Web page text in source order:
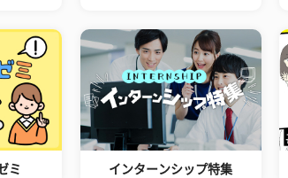
ミ インターンシップ特集